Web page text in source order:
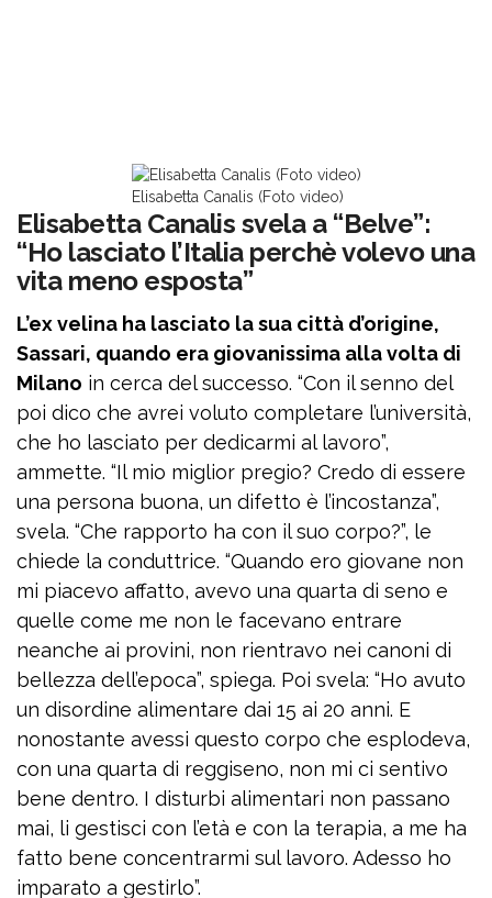
Elisabetta Canalis (Foto video)
Elisabetta Canalis svela a “Belve”:
“Ho lasciato l’Italia perchè volevo una
vita meno esposta”
L’ex velina ha lasciato la sua città d’origine,
Sassari, quando era giovanissima alla volta di
Milano in cerca del successo. “Con il senno del
poi dico che avrei voluto completare l’università,
che ho lasciato per dedicarmi al lavoro”,
ammette. “Il mio miglior pregio? Credo di essere
una persona buona, un difetto è l’incostanza”,
svela. “Che rapporto ha con il suo corpo?”, le
chiede la conduttrice. “Quando ero giovane non
mi piacevo affatto, avevo una quarta di seno e
quelle come me non le facevano entrare
neanche ai provini, non rientravo nei canoni di
bellezza dell’epoca”, spiega. Poi svela: “Ho avuto
un disordine alimentare dai 15 ai 20 anni. E
nonostante avessi questo corpo che esplodeva,
con una quarta di reggiseno, non mi ci sentivo
bene dentro. I disturbi alimentari non passano
mai, li gestisci con l’età e con la terapia, a me ha
fatto bene concentrarmi sul lavoro. Adesso ho
imparato a gestirlo”.